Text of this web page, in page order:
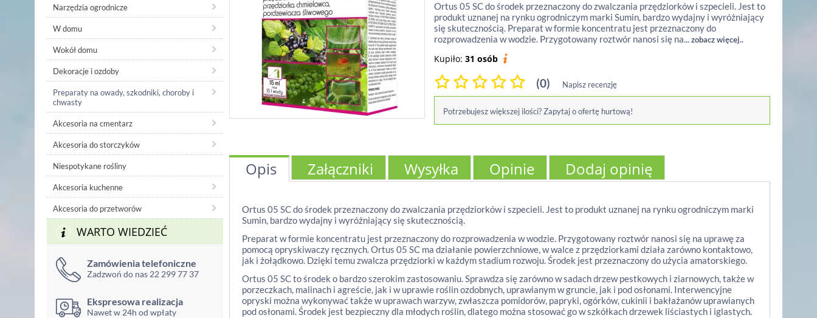
Narzędzia ogrodnicze
W domu
Wokół domu
Dekoracje i ozdoby
Preparaty na owady, szkodniki, choroby i
chwasty
Akcesoria na cmentarz
Akcesoria do storczyków
Niespotykane rośliny
Akcesoria kuchenne
Akcesoria do przetworów
WARTO WIEDZIEĆ
Zamówienia telefoniczne
Zadzwoń do nas 22 299 77 37
Ekspresowa realizacja
Nawet w 24h od wpłaty
Ortus 05 SC do środek przeznaczony do zwalczania przędziorków i szpecieli. Jest to
produkt uznanej na rynku ogrodniczym marki Sumin, bardzo wydajny i wyróżniający
się skutecznością. Preparat w formie koncentratu jest przeznaczony do
rozprowadzenia w wodzie. Przygotowany roztwór nanosi się na...zobacz więcej..
Kupiło: 31 osób
(0) Napisz recenzję
Potrzebujesz większej ilości? Zapytaj o ofertę hurtową!
Opis Załączniki Wysyłka Opinie Dodaj opinię
Ortus 05 SC do środek przeznaczony do zwalczania przędziorków i szpecieli. Jest to produkt uznanej na rynku ogrodniczym marki
Sumin, bardzo wydajny i wyróżniający się skutecznością.
Preparat w formie koncentratu jest przeznaczony do rozprowadzenia w wodzie. Przygotowany roztwór nanosi się na uprawę za
pomocą opryskiwaczy ręcznych. Ortus 05 SC ma działanie powierzchniowe, w walce z przędziorkami działa zarówno kontaktowo,
jak i żołądkowo. Dzięki temu zwalcza przędziorki w każdym stadium rozwoju. Środek jest przeznaczony do użycia amatorskiego.
Ortus 05 SC to środek o bardzo szerokim zastosowaniu. Sprawdza się zarówno w sadach drzew pestkowych i ziarnowych, także w
porzeczkach, malinach i agreście, jak i w uprawie roślin ozdobnych, uprawianym w gruncie, jak i pod osłonami. Interwencyjne
opryski można wykonywać także w uprawach warzyw, zwłaszcza pomidorów, papryki, ogórków, cukinii i bakłażanów uprawianych
pod osłonami. Środek jest bezpieczny dla młodych roślin, dlatego można stosować go w szkółkach drzewek liściastych i iglastych.